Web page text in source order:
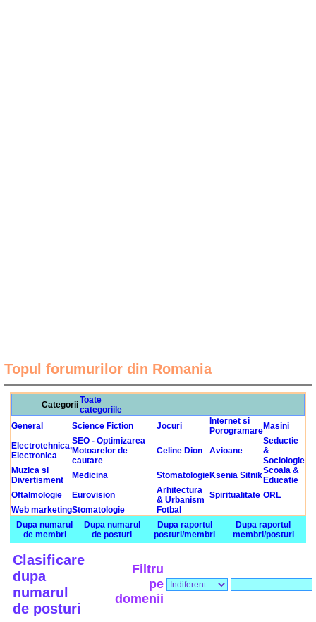
Topul forumurilor din Romania
CategoriiToate
categoriile
General
Science Fiction Jocuri
Internet si
PorogramareMasini
Electrotehnica,
Electronica
SEO - Optimizarea
Motoarelor de
cautare
Celine Dion Avioane
Seductie
&
Sociologie
Muzica si
Divertisment
Medicina StomatologieKsenia SitnikScoala &
Educatie
Oftalmologie
Eurovision
Arhitectura
& Urbanism Spiritualitate ORL
Web marketingStomatologie
Fotbal
Dupa numarul
de membri
Dupa numarul
de posturi
Dupa raportul
posturi/membri
Dupa raportul
membri/posturi
Clasificare
dupa
numarul
de posturi
Filtru
pe
domenii